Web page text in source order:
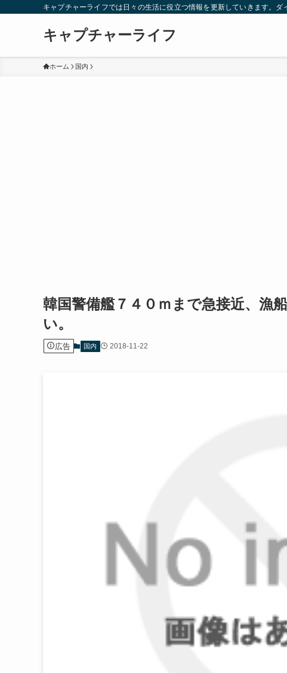
キャプチャーライフでは日々の生活に役立つ情報を更新していきます。
キャプチャーライフ
ホーム 国内
韓国警備艦７４０ｍまで急接近、漁
い。
広告 国内 2018-11-22